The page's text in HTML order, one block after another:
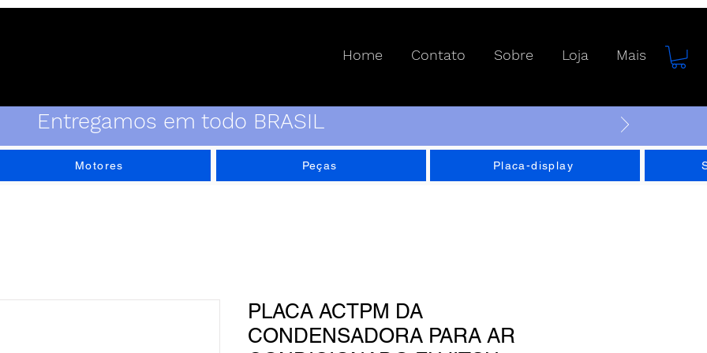
Home Contato Sobre Loja Mais
Entregamos em todo BRASIL
Motores Peças Placa-display
PLACA ACTPM DA
CONDENSADORA PARA AR